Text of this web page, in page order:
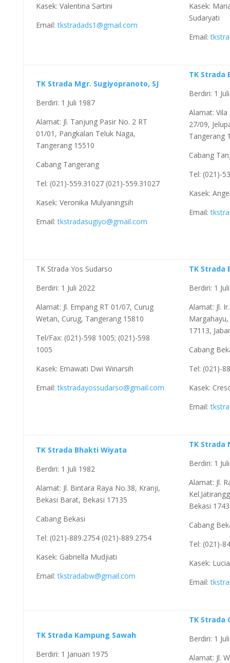
Kasek: Valentina Sartini
Email:tkstradads1@gmail.com
Kasek:
Sudaryati
Email:
TK Strada Mgr. Sugiyopranoto, SJ
Berdiri: 1 Juli 1987
Alamat: Jl. Tanjung Pasir No. 2 RT
01/01, Pangkalan Teluk Naga,
Tangerang 15510
Cabang Tangerang
Tel: (021)-559.31027 (021)-559.31027
Kasek: Veronika Mulyaningsih
Email:tkstradasugiyo@gmail.com
TK Strada
Berdiri: 1
Alamat:
27/09,
Tangerang
Cabang
Tel: (021)-
Kasek:
Email:
TK Strada Yos Sudarso
Berdiri: 1 Juli 2022
Alamat: Jl. Empang RT 01/07, Curug
Wetan, Curug, Tangerang 15810
Tel/Fax: (021)-598 1005; (021)-598
1005
Kasek: Emawati Dwi Winarsih
Email:tkstradayossudarso@gmail.com
TK Strada
Berdiri: 1
Alamat: Jl.
17113, Jabar
Cabang
Tel: (021)-
Kasek:
Email:
TK Strada Bhakti Wiyata
Berdiri: 1 Juli 1982
Alamat: Jl. Bintara Raya No.38, Kranji,
Bekasi Barat, Bekasi 17135
Cabang Bekasi
Tel: (021)-889.2754 (021)-889.2754
Kasek: Gabriella Mudjiati
Email:tkstradabw@gmail.com
TK Strada
Berdiri: 1
Alamat: Jl.
Bekasi
Cabang
Tel: (021)-
Kasek:
Email:
TK Strada Kampung Sawah
Berdiri: 1 Januari 1975
TK Strada
Berdiri: 1
Alamat: Jl.